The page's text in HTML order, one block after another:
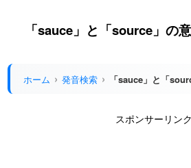
「sauce」と「source」の
ホーム 発音検索 「sauce」と「
スポンサーリンク